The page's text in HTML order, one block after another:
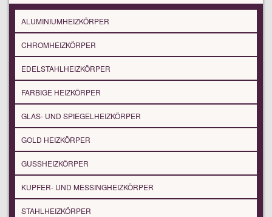
ALUMINIUMHEIZKÖRPER
CHROMHEIZKÖRPER
EDELSTAHLHEIZKÖRPER
FARBIGE HEIZKÖRPER
GLAS- UND SPIEGELHEIZKÖRPER
GOLD HEIZKÖRPER
GUSSHEIZKÖRPER
KUPFER- UND MESSINGHEIZKÖRPER
STAHLHEIZKÖRPER